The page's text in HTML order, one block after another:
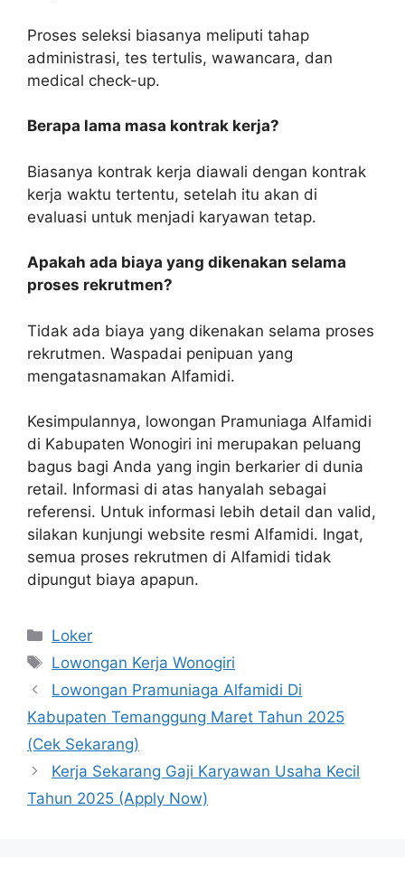
Proses seleksi biasanya meliputi tahap
administrasi, tes tertulis, wawancara, dan
medical check-up.
Berapa lama masa kontrak kerja?
Biasanya kontrak kerja diawali dengan kontrak
kerja waktu tertentu, setelah itu akan di
evaluasi untuk menjadi karyawan tetap.
Apakah ada biaya yang dikenakan selama
proses rekrutmen?
Tidak ada biaya yang dikenakan selama proses
rekrutmen. Waspadai penipuan yang
mengatasnamakan Alfamidi.
Kesimpulannya, lowongan Pramuniaga Alfamidi
di Kabupaten Wonogiri ini merupakan peluang
bagus bagi Anda yang ingin berkarier di dunia
retail. Informasi di atas hanyalah sebagai
referensi. Untuk informasi lebih detail dan valid,
silakan kunjungi website resmi Alfamidi. Ingat,
semua proses rekrutmen di Alfamidi tidak
dipungut biaya apapun.
Kategori
Loker
Tag
Lowongan Kerja Wonogiri
Lowongan Pramuniaga Alfamidi Di
Kabupaten Temanggung Maret Tahun 2025
(Cek Sekarang)
Kerja Sekarang Gaji Karyawan Usaha Kecil
Tahun 2025 (Apply Now)